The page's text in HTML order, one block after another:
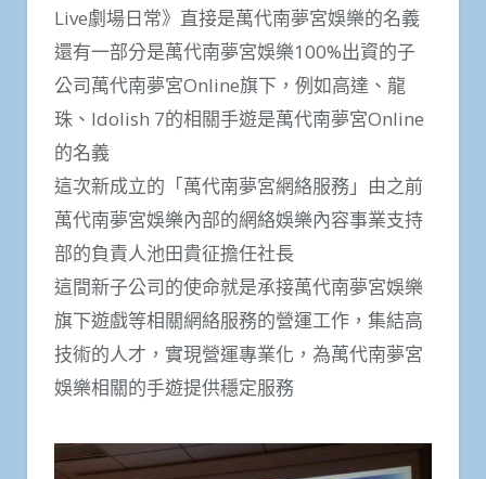
Live劇場日常》直接是萬代南夢宮娛樂的名義
還有一部分是萬代南夢宮娛樂100%出資的子
公司萬代南夢宮Online旗下，例如高達、龍
珠、Idolish 7的相關手遊是萬代南夢宮Online
的名義
這次新成立的「萬代南夢宮網絡服務」由之前
萬代南夢宮娛樂內部的網絡娛樂內容事業支持
部的負責人池田貴征擔任社長
這間新子公司的使命就是承接萬代南夢宮娛樂
旗下遊戲等相關網絡服務的營運工作，集結高
技術的人才，實現營運專業化，為萬代南夢宮
娛樂相關的手遊提供穩定服務